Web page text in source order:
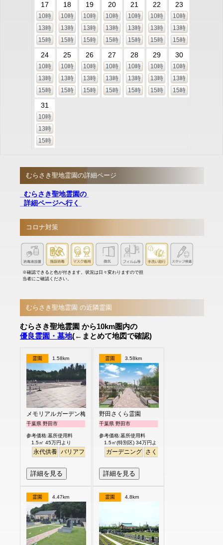
17
10時
13時
15時
18
10時
13時
15時
19
10時
13時
15時
20
10時
13時
15時
21
10時
13時
15時
22
10時
13時
15時
23
10時
13時
15時
24
10時
13時
15時
25
10時
13時
15時
26
10時
13時
15時
27
10時
13時
15時
28
10時
13時
15時
29
10時
13時
15時
30
10時
13時
15時
31
10時
13時
15時
むらさき聖地霊園の詳細ページ
むらさき聖地霊園の
詳細ページへ行く
コロナ対策
※確認できると色が付きます。状況は日々変わりますので担
当者にご確認ください。
むらさき聖地霊園 の近隣霊園
むらさき聖地霊園 から10km圏内の
優良霊園・墓地(←まとめて地図で確認)
霊園 1.58km
メモリアルガーデン梅郷聖地
千葉県 野田市
参考価格:墓所使用料
1.5㎡ 45万円より
永代供養 バリアフリー ペット
詳細を見る
霊園 3.58km
野田さくら霊園
千葉県 野田市
参考価格:墓所使用料
1.5㎡(特別区) 34万円より
ガーデニング さくら
詳細を見る
霊園 4.47km 霊園 4.8km